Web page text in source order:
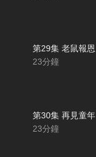
第29集 老鼠報恩
23分鐘
第30集 再見童年
23分鐘